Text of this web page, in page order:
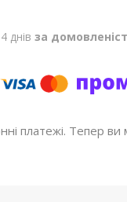
днів за
платежі. Тепер